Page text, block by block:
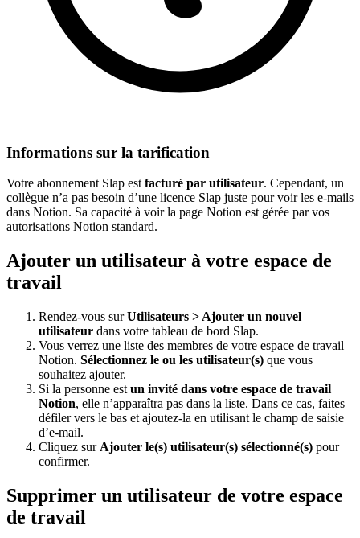
Informations sur la tarification
Votre abonnement Slap est facturé par utilisateur. Cependant, un
collègue n’a pas besoin d’une licence Slap juste pour voir les e-mails
dans Notion. Sa capacité à voir la page Notion est gérée par vos
autorisations Notion standard.
Ajouter un utilisateur à votre espace de
travail
Rendez-vous surUtilisateurs > Ajouter un nouvel
utilisateur dans votre tableau de bord Slap.
Vous verrez une liste des membres de votre espace de travail
Notion. Sélectionnez le ou les utilisateur(s) que vous
souhaitez ajouter.
Si la personne est un invité dans votre espace de travail
Notion, elle n’apparaîtra pas dans la liste. Dans ce cas, faites
défiler vers le bas et ajoutez-la en utilisant le champ de saisie
d’e-mail.
Cliquez sur Ajouter le(s) utilisateur(s) sélectionné(s) pour
confirmer.
Supprimer un utilisateur de votre espace
de travail